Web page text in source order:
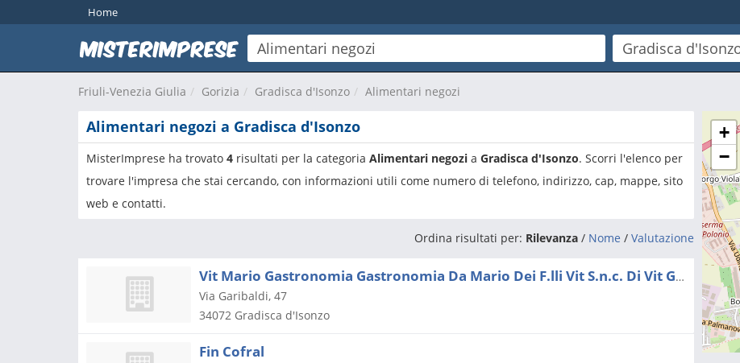
Home
Friuli-Venezia Giulia Gorizia Gradisca d'Isonzo Alimentari negozi
Alimentari negozi a Gradisca d'Isonzo
MisterImprese ha trovato 4 risultati per la categoria Alimentari negozi a Gradisca d'Isonzo. Scorri l'elenco per
trovare l'impresa che stai cercando, con informazioni utili come numero di telefono, indirizzo, cap, mappe, sito
web e contatti.
Ordina risultati per: Rilevanza / Nome / Valutazione
Vit Mario Gastronomia Gastronomia Da Mario Dei F.lli Vit S.n.c. Di Vit G. & C.
Via Garibaldi, 47
34072 Gradisca d'Isonzo
Fin Cofral
+
−